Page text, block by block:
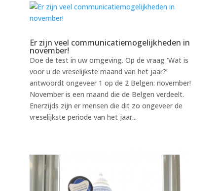
Er zijn veel communicatiemogelijkheden in
november!
Doe de test in uw omgeving. Op de vraag ‘Wat is
voor u de vreselijkste maand van het jaar?’
antwoordt ongeveer 1 op de 2 Belgen: november!
November is een maand die de Belgen verdeelt.
Enerzijds zijn er mensen die dit zo ongeveer de
vreselijkste periode van het jaar...